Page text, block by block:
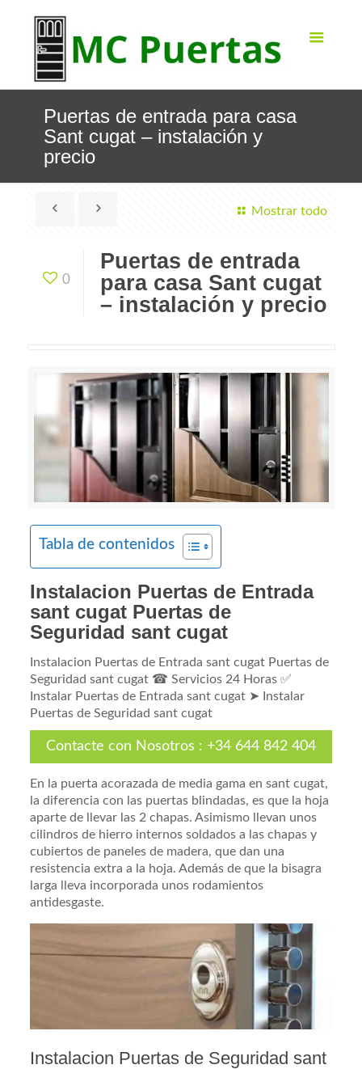
Puertas de entrada para casa
Sant cugat – instalación y
precio
Mostrar todo
0
Puertas de entrada
para casa Sant cugat
– instalación y precio
Tabla de contenidos
Instalacion Puertas de Entrada
sant cugat Puertas de
Seguridad sant cugat
Instalacion Puertas de Entrada sant cugat Puertas de
Seguridad sant cugat ☎ Servicios 24 Horas ✅
Instalar Puertas de Entrada sant cugat ➤ Instalar
Puertas de Seguridad sant cugat
Contacte con Nosotros : +34 644 842 404
En la puerta acorazada de media gama en sant cugat,
la diferencia con las puertas blindadas, es que la hoja
aparte de llevar las 2 chapas. Asimismo llevan unos
cilindros de hierro internos soldados a las chapas y
cubiertos de paneles de madera, que dan una
resistencia extra a la hoja. Además de que la bisagra
larga lleva incorporada unos rodamientos
antidesgaste.
Instalacion Puertas de Seguridad sant